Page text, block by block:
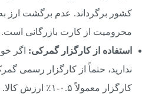
کشور برگرداند. عدم برگشت ارز
محرومیت از کارت بازرگانی است.
استفاده از کارگزار گمرکی: اگر
ندارید، حتماً از کارگزار رسمی
کارگزار معمولاً ۰.۵-۱٪ ارزش کالا.